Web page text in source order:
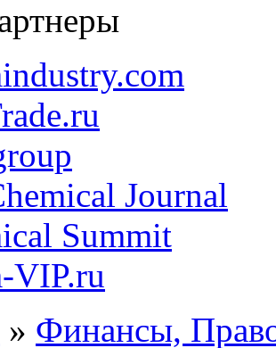
Journal
Summit
VIP.ru
» Финансы,